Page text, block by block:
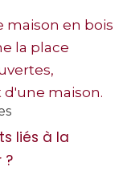
liés à la
?